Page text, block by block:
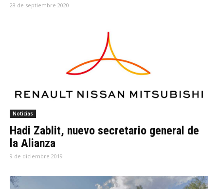
28 de septiembre 2020
Noticias
Hadi Zablit, nuevo secretario general de
la Alianza
9 de diciembre 2019